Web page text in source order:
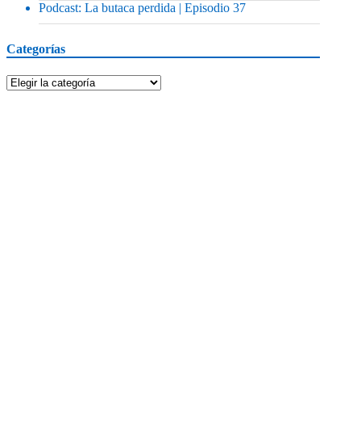
Podcast: La butaca perdida | Episodio 37
Categorías
Categorías